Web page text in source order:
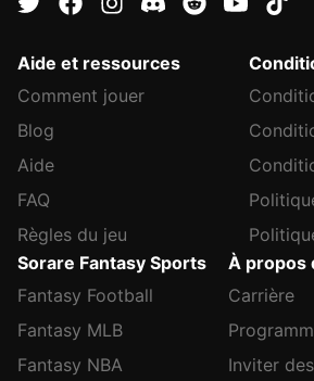
Aide et ressources
Comment jouer
Blog
Aide
FAQ
Règles du jeu
Sorare Fantasy Sports
Fantasy Football
Fantasy MLB
Fantasy NBA
À propos
Carrière
Inviter